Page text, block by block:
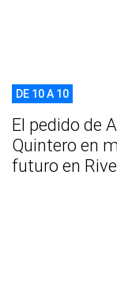
DE 10 A 10
El pedido de
Quintero en
futuro en